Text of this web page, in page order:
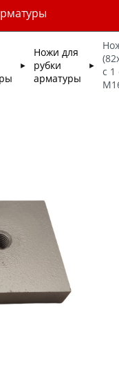
►
Ножи для
рубки
арматуры
►
с 1